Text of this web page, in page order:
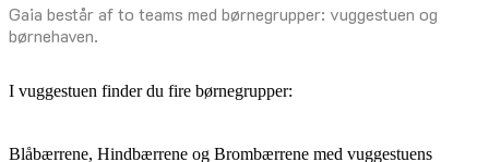
Gaia består af to teams med børnegrupper: vuggestuen og
børnehaven.
I vuggestuen finder du fire børnegrupper:
Blåbærrene, Hindbærrene og Brombærrene med vuggestuens